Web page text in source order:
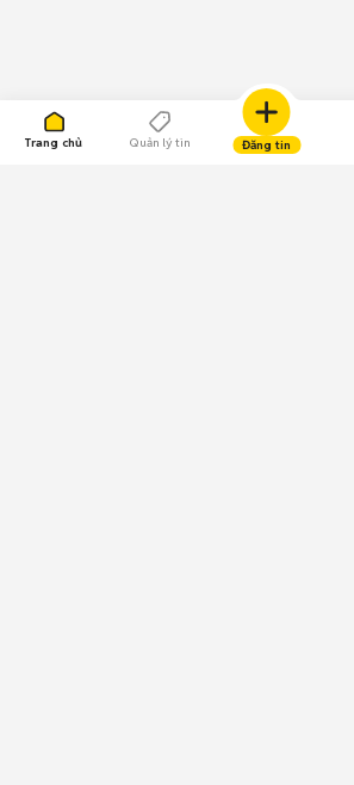
Trang chủ Quản lý tin Đăng tin